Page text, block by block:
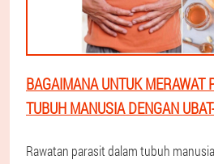
BAGAIMANA UNTUK MERAWAT
TUBUH MANUSIA DENGAN
Rawatan parasit dalam tubuh